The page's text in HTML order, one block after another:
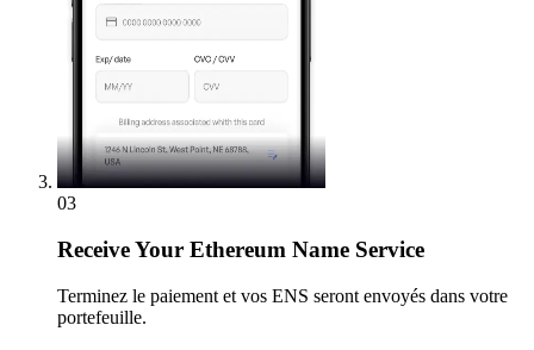
03
ReceiveYour Ethereum Name Service
Terminez le paiement et vos ENS seront envoyés dans votre
portefeuille.